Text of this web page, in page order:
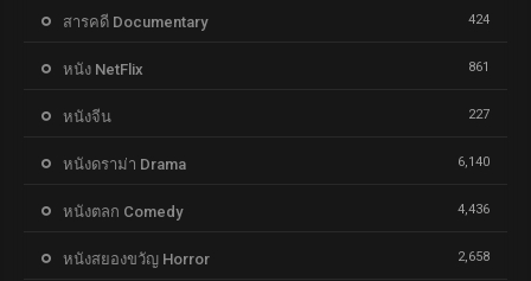
สารคดี Documentary 424
หนัง NetFlix 861
หนังจีน 227
หนังดราม่า Drama 6,140
หนังตลก Comedy 4,436
หนังสยองขวัญ Horror 2,658